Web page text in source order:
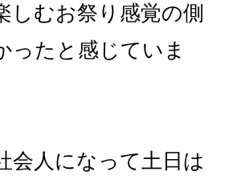
しむお祭り感覚の側
ったと感じていま
会人になって土日は